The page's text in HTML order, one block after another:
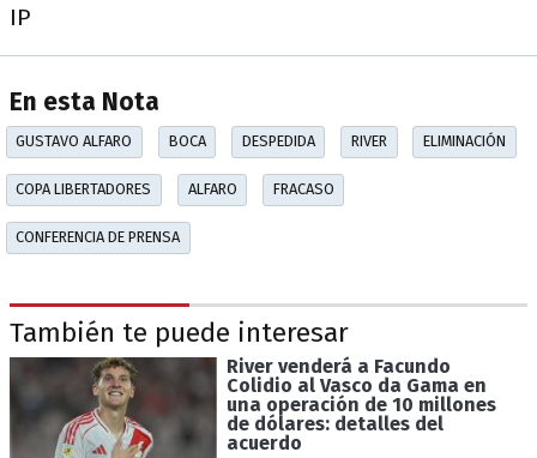
IP
En esta Nota
GUSTAVO ALFARO BOCA DESPEDIDA RIVER ELIMINACIÓN
COPA LIBERTADORES ALFARO FRACASO
CONFERENCIA DE PRENSA
También te puede interesar
River venderá a Facundo
Colidio al Vasco da Gama en
una operación de 10 millones
de dólares: detalles del
acuerdo